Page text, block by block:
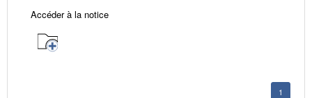
Accéder à la notice
1